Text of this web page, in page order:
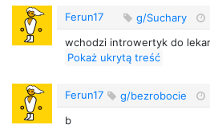
Ferun17 g/Suchary
wchodzi introwertyk do
Pokaż ukrytą treść
Ferun17 g/bezrobocie
b